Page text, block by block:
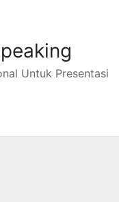
Untuk Presentasi